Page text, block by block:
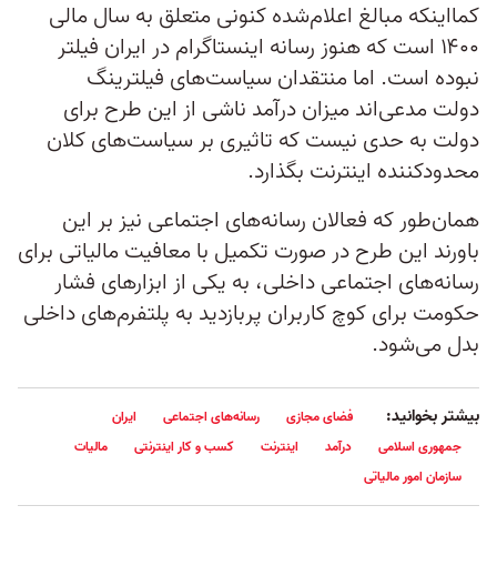
کمااینکه مبالغ اعلام‌شده کنونی متعلق به سال مالی
۱۴۰۰ است که هنوز رسانه اینستاگرام در ایران فیلتر
نبوده است. اما منتقدان سیاست‌های فیلترینگ
دولت مدعی‌اند میزان درآمد ناشی از این طرح برای
دولت به حدی نیست که تاثیری بر سیاست‌های کلان
محدودکننده اینترنت بگذارد.
همان‌طور که فعالان رسانه‌های اجتماعی نیز بر این
باورند این طرح در صورت تکمیل با معافیت مالیاتی برای
رسانه‌های اجتماعی داخلی، به یکی از ابزارهای فشار
حکومت برای کوچ کاربران پربازدید به پلتفرم‌های داخلی
بدل می‌شود.
بیشتر بخوانید: فضای مجازی رسانه‌های اجتماعی
ایران
جمهوری اسلامی
درآمد اینترنت کسب و کار اینترنتی
مالیات
سازمان امور مالیاتی